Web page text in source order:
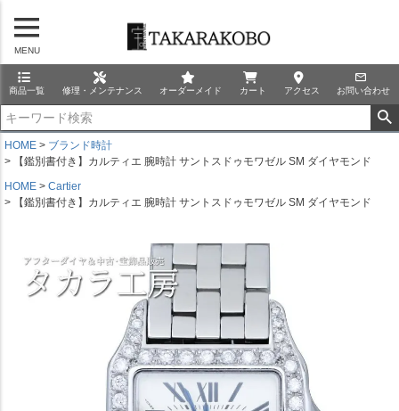
MENU
商品一覧 修理・メンテナンス オーダーメイド カート アクセス お問い合わせ
HOME
ブランド時計
【鑑別書付き】カルティエ 腕時計 サントスドゥモワゼル SM ダイヤモンド
HOME
Cartier
【鑑別書付き】カルティエ 腕時計 サントスドゥモワゼル SM ダイヤモンド